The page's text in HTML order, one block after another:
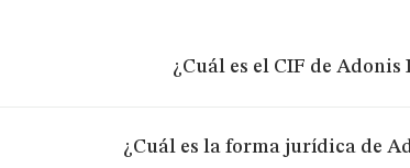
¿Cuál es el CIF de Adonis
¿Cuál es la forma jurídica de